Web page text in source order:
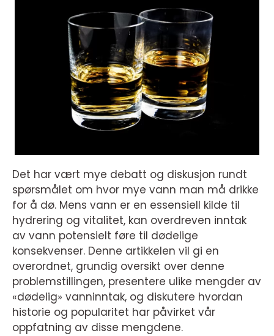
Det har vært mye debatt og diskusjon rundt
spørsmålet om hvor mye vann man må drikke
for å dø. Mens vann er en essensiell kilde til
hydrering og vitalitet, kan overdreven inntak
av vann potensielt føre til dødelige
konsekvenser. Denne artikkelen vil gi en
overordnet, grundig oversikt over denne
problemstillingen, presentere ulike mengder av
«dødelig» vanninntak, og diskutere hvordan
historie og popularitet har påvirket vår
oppfatning av disse mengdene.